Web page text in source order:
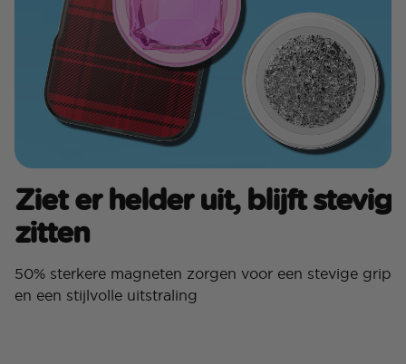
Ziet er helder uit, blijft stevig
zitten
50% sterkere magneten zorgen voor een stevige grip
en een stijlvolle uitstraling